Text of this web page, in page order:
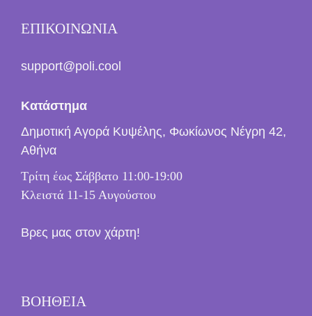
ΕΠΙΚΟΙΝΩΝΙΑ
support@poli.cool
Κατάστημα
Δημοτική Αγορά Κυψέλης, Φωκίωνος Νέγρη 42,
Αθήνα
Τρίτη έως Σάββατο 11:00-19:00
Κλειστά 11-15 Αυγούστου
Βρες μας στον χάρτη!
ΒΟΗΘΕΙΑ